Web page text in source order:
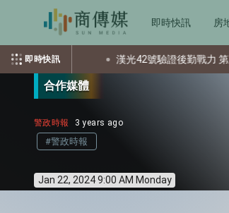
即時快訊 房
即時快訊
資？ 漢光42號驗證後勤戰力 第五作戰區
合作媒體
警政時報 3 years ago
#警政時報
Jan 22, 2024 9:00 AM Monday